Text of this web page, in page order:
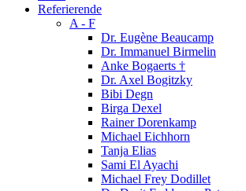
Referierende
A - F
Dr. Eugène Beaucamp
Dr. Immanuel Birmelin
Anke Bogaerts †
Dr. Axel Bogitzky
Bibi Degn
Birga Dexel
Rainer Dorenkamp
Michael Eichhorn
Tanja Elias
Sami El Ayachi
Michael Frey Dodillet